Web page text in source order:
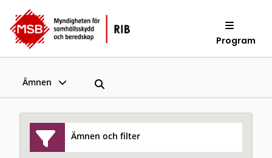
Program
Ämnen
Ämnen och filter